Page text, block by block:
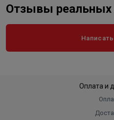
Отзывы реальных
Оплата и